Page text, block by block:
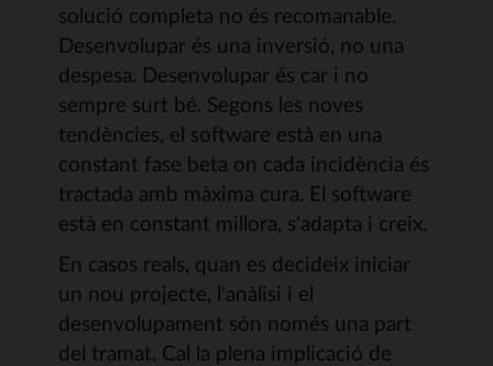
solució completa no és recomanable.
Desenvolupar és una inversió, no una
despesa. Desenvolupar és car i no
sempre surt bé. Segons les noves
tendències, el software està en una
constant fase beta on cada incidència és
tractada amb màxima cura. El software
està en constant millora, s'adapta i creix.
En casos reals, quan es decideix iniciar
un nou projecte, l'anàlisi i el
desenvolupament són només una part
del tramat. Cal la plena implicació de